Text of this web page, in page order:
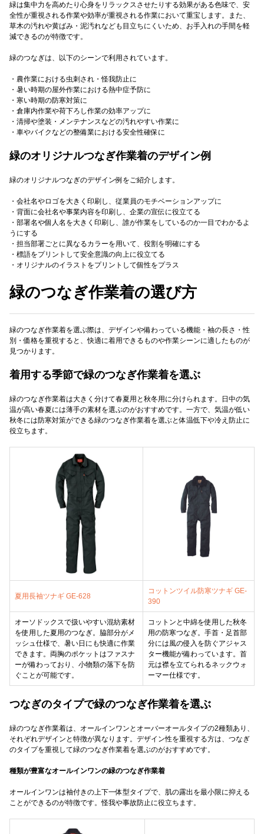
緑は集中力を高めたり心身をリラックスさせたりする効果がある色味で、安
全性が重視される作業や効率が重視される作業において重宝します。また、
草木の汚れや黄ばみ・泥汚れなども目立ちにくいため、お手入れの手間を軽
減できるのが特徴です。
緑のつなぎは、以下のシーンで利用されています。
・農作業における虫刺され・怪我防止に
・暑い時期の屋外作業における熱中症予防に
・寒い時期の防寒対策に
・倉庫内作業や荷下ろし作業の効率アップに
・清掃や塗装・メンテナンスなどの汚れやすい作業に
・車やバイクなどの整備業における安全性確保に
緑のオリジナルつなぎ作業着のデザイン例
緑のオリジナルつなぎのデザイン例をご紹介します。
・会社名やロゴを大きく印刷し、従業員のモチベーションアップに
・背面に会社名や事業内容を印刷し、企業の宣伝に役立てる
・部署名や個人名を大きく印刷し、誰が作業をしているのか一目でわかるよ
うにする
・担当部署ごとに異なるカラーを用いて、役割を明確にする
・標語をプリントして安全意識の向上に役立てる
・オリジナルのイラストをプリントして個性をプラス
緑のつなぎ作業着の選び方
緑のつなぎ作業着を選ぶ際は、デザインや備わっている機能・袖の長さ・性
別・価格を重視すると、快適に着用できるものや作業シーンに適したものが
見つかります。
着用する季節で緑のつなぎ作業着を選ぶ
緑のつなぎ作業着は大きく分けて春夏用と秋冬用に分けられます。日中の気
温が高い春夏には薄手の素材を選ぶのがおすすめです。一方で、気温が低い
秋冬には防寒対策ができる緑のつなぎ作業着を選ぶと体温低下や冷え防止に
役立ちます。
夏用長袖ツナギ GE-628
コットンツイル防寒ツナギ GE-
390
オーソドックスで扱いやすい混紡素材
を使用した夏用のつなぎ。脇部分がメ
ッシュ仕様で、暑い日にも快適に作業
できます。両胸のポケットはファスナ
ーが備わっており、小物類の落下を防
ぐことが可能です。
コットンと中綿を使用した秋冬
用の防寒つなぎ。手首・足首部
分には風の侵入を防ぐアジャス
ター機能が備わっています。首
元は襟を立てられるネックウォ
ーマー仕様です。
つなぎのタイプで緑のつなぎ作業着を選ぶ
緑のつなぎ作業着は、オールインワンとオーバーオールタイプの2種類あり、
それぞれデザインと特徴が異なります。デザイン性を重視する方は、つなぎ
のタイプを重視して緑のつなぎ作業着を選ぶのがおすすめです。
種類が豊富なオールインワンの緑のつなぎ作業着
オールインワンは袖付きの上下一体型タイプで、肌の露出を最小限に抑える
ことができるのが特徴です。怪我や事故防止に役立ちます。